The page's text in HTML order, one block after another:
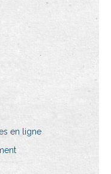
en ligne